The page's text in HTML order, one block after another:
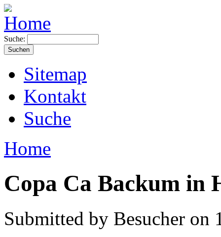
Suche:
Sitemap
Kontakt
Suche
Home
Copa Ca Backum in
Submitted by Besucher on